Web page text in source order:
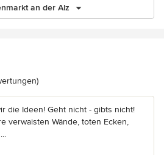
an der Alz
4.9 von 5 Sternen
die Ideen! Geht nicht - gibts nicht!
verwaisten Wände, toten Ecken,